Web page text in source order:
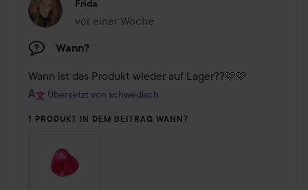
Frida
vor einer Woche
Der Beitrag wurde vor einer Woche erstellt
Wann?
Wann ist das Produkt wieder auf Lager??🩷🩷
Übersetzt von schwedisch
1 PRODUKT IN DEM BEITRAG WANN?